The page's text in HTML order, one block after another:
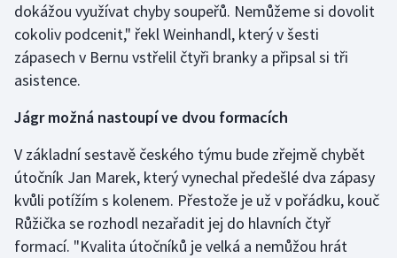
Rychlostní kanoistika
Short track
Sportovní střelba
Stolní tenis
Triatlon
Veslování
dokážou využívat chyby soupeřů. Nemůžeme si dovolit
cokoliv podcenit," řekl Weinhandl, který v šesti
zápasech v Bernu vstřelil čtyři branky a připsal si tři
asistence.
Jágr možná nastoupí ve dvou formacích
V základní sestavě českého týmu bude zřejmě chybět
útočník Jan Marek, který vynechal předešlé dva zápasy
kvůli potížím s kolenem. Přestože je už v pořádku, kouč
Růžička se rozhodl nezařadit jej do hlavních čtyř
formací. "Kvalita útočníků je velká a nemůžou hrát